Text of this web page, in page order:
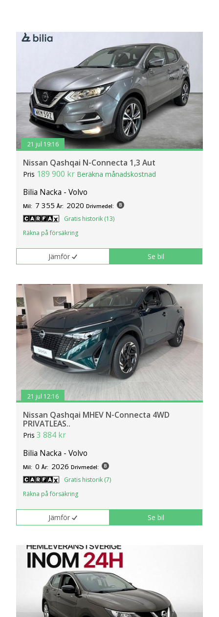
21 jul 19:16
Nissan Qashqai N-Connecta 1,3 Aut
Pris 189 900 kr Beräkna månadskostnad
Bilia Nacka - Volvo
Mil: 7 355 År: 2020 Drivmedel:
Gratis historik (13)
Räkna på försäkring
Jämför Se bil
21 jul 12:16
Nissan Qashqai MHEV N-Connecta 4WD
PRIVATLEAS..
Pris3 884 kr
Bilia Nacka - Volvo
Mil: 0 År: 2026 Drivmedel:
Gratis historik (7)
Räkna på försäkring
Jämför Se bil